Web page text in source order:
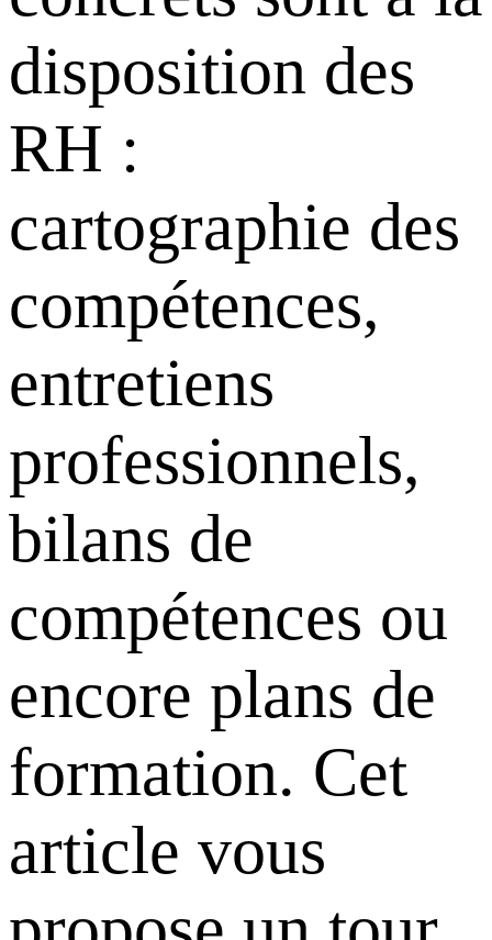
disposition des
RH :
cartographie des
compétences,
entretiens
professionnels,
bilans de
compétences ou
encore plans de
formation. Cet
article vous